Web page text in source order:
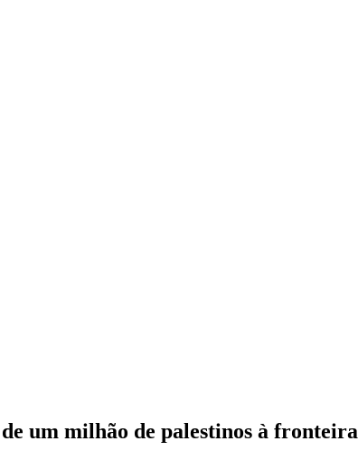
um milhão de palestinos à fronteira